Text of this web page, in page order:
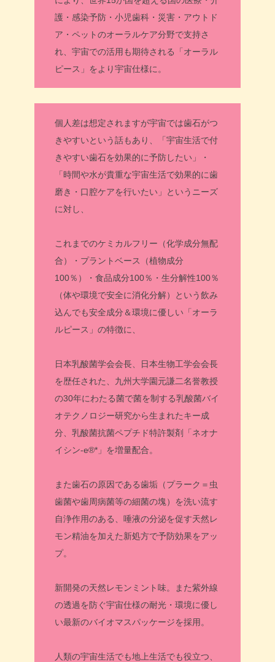
護・感染予防・小児歯科・災害・アウトド
ア・ペットのオーラルケア分野で支持さ
れ、宇宙での活用も期待される「オーラル
ピース」をより宇宙仕様に。
個人差は想定されますが宇宙では歯石がつ
きやすいという話もあり、「宇宙生活で付
きやすい歯石を効果的に予防したい」・
「時間や水が貴重な宇宙生活で効果的に歯
磨き・口腔ケアを行いたい」というニーズ
に対し、
これまでのケミカルフリー（化学成分無配
合）・プラントベース（植物成分
100％）・食品成分100％・生分解性100％
（体や環境で安全に消化分解）という飲み
込んでも安全成分＆環境に優しい「オーラ
ルピース」の特徴に、
日本乳酸菌学会会長、日本生物工学会会長
を歴任された、九州大学園元謙二名誉教授
の30年にわたる菌で菌を制する乳酸菌バイ
オテクノロジー研究から生まれたキー成
分、乳酸菌抗菌ペプチド特許製剤「ネオナ
イシン-e®︎*」を増量配合。
また歯石の原因である歯垢（プラーク＝虫
歯菌や歯周病菌等の細菌の塊）を洗い流す
自浄作用のある、唾液の分泌を促す天然レ
モン精油を加えた新処方で予防効果をアッ
プ。
新開発の天然レモンミント味。また紫外線
の透過を防ぐ宇宙仕様の耐光・環境に優し
い最新のバイオマスパッケージを採用。
人類の宇宙生活でも地上生活でも役立つ、